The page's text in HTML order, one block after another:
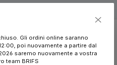
Gli ordini online saranno
poi nuovamente a partire dal
saremo nuovamente a vostra
team BRIFS